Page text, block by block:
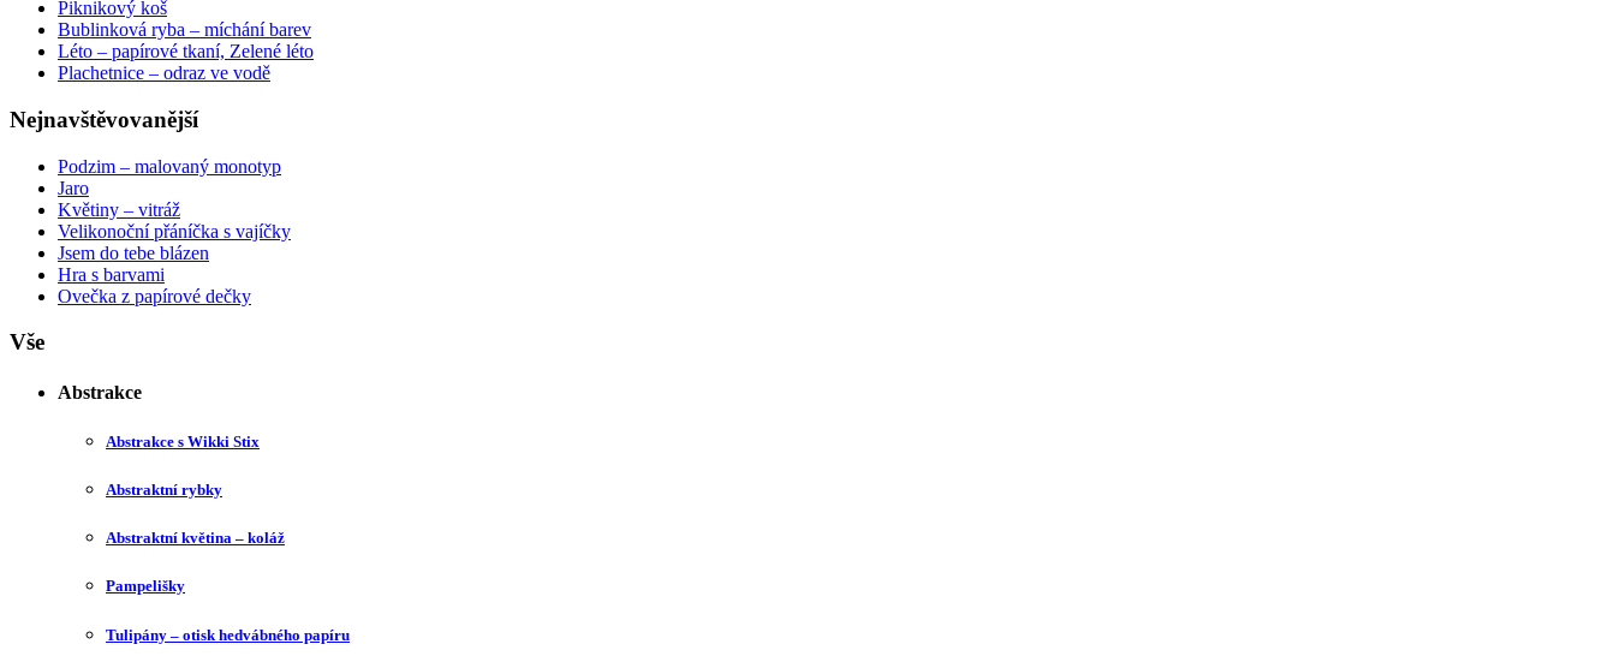
Piknikový koš
Bublinková ryba – míchání barev
Léto – papírové tkaní, Zelené léto
Plachetnice – odraz ve vodě
Nejnavštěvovanější
Podzim – malovaný monotyp
Jaro
Květiny – vitráž
Velikonoční přáníčka s vajíčky
Jsem do tebe blázen
Hra s barvami
Ovečka z papírové dečky
Vše
Abstrakce
Abstrakce s Wikki Stix
Abstraktní rybky
Abstraktní květina – koláž
Pampelišky
Tulipány – otisk hedvábného papíru